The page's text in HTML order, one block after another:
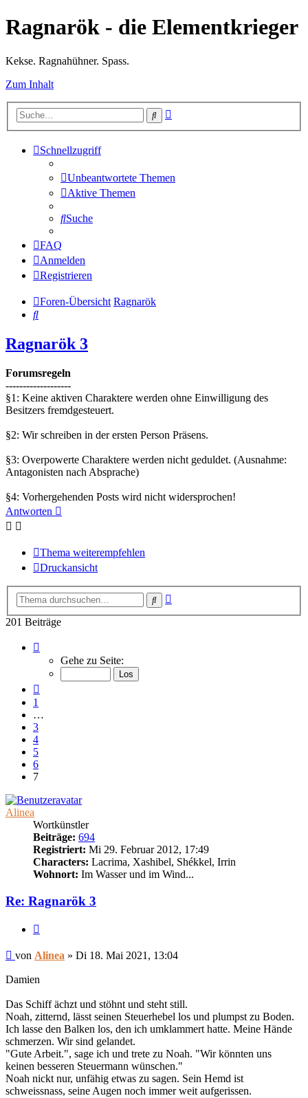
Ragnarök - die Elementkrieger
Kekse. Ragnahühner. Spass.
Zum Inhalt
Suche
Schnellzugriff
Unbeantwortete Themen
Aktive Themen
Suche
FAQ
Anmelden
Registrieren
Foren-Übersicht Ragnarök
Suche
Ragnarök 3
Forumsregeln
-------------------
§1: Keine aktiven Charaktere werden ohne Einwilligung des
Besitzers fremdgesteuert.
§2: Wir schreiben in der ersten Person Präsens.
§3: Overpowerte Charaktere werden nicht geduldet. (Ausnahme:
Antagonisten nach Absprache)
§4: Vorhergehenden Posts wird nicht widersprochen!
Antworten
Thema weiterempfehlen
Druckansicht
Suche
201 Beiträge
von
Gehe zu Seite:
1
…
3
4
5
6
7
Alinea
Wortkünstler
Beiträge: 694
Registriert: Mi 29. Februar 2012, 17:49
Characters: Lacrima, Xashibel, Shékkel, Irrin
Wohnort: Im Wasser und im Wind...
Re: Ragnarök 3
Beitrag
von Alinea » Di 18. Mai 2021, 13:04
Damien
Das Schiff ächzt und stöhnt und steht still.
Noah, zitternd, lässt seinen Steuerhebel los und plumpst zu Boden.
Ich lasse den Balken los, den ich umklammert hatte. Meine Hände
schmerzen. Wir sind gelandet.
"Gute Arbeit.", sage ich und trete zu Noah. "Wir könnten uns
keinen besseren Steuermann wünschen."
Noah nickt nur, unfähig etwas zu sagen. Sein Hemd ist
schweissnass, seine Augen noch immer weit aufgerissen.